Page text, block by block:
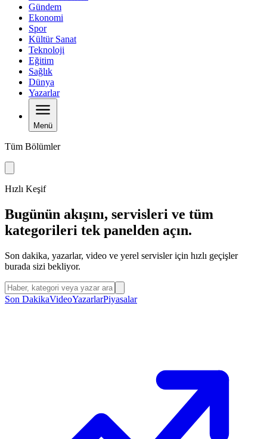
Gündem
Ekonomi
Spor
Kültür Sanat
Teknoloji
Eğitim
Sağlık
Dünya
Yazarlar
Menü
Tüm Bölümler
Hızlı Keşif
Bugünün akışını, servisleri ve tüm
kategorileri tek panelden açın.
Son dakika, yazarlar, video ve yerel servisler için hızlı geçişler
burada sizi bekliyor.
Menüden arama yap
Son DakikaVideoYazarlarPiyasalar